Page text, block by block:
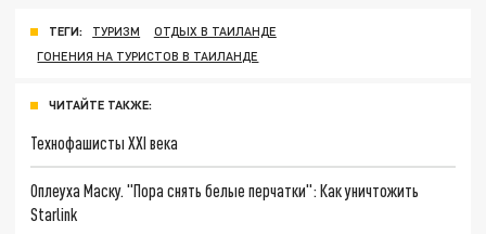
ТЕГИ: ТУРИЗМ
ОТДЫХ В ТАИЛАНДЕ
ГОНЕНИЯ НА ТУРИСТОВ В ТАИЛАНДЕ
ЧИТАЙТЕ ТАКЖЕ:
Технофашисты XXI века
Оплеуха Маску. "Пора снять белые перчатки": Как уничтожить
Starlink